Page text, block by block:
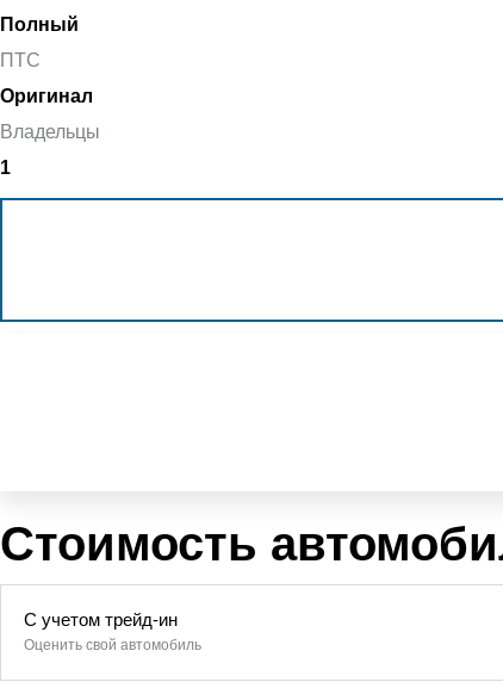
Полный
ПТС
Оригинал
Владельцы
1
Стоимость
С учетом трейд-ин
Оценить свой автомобиль